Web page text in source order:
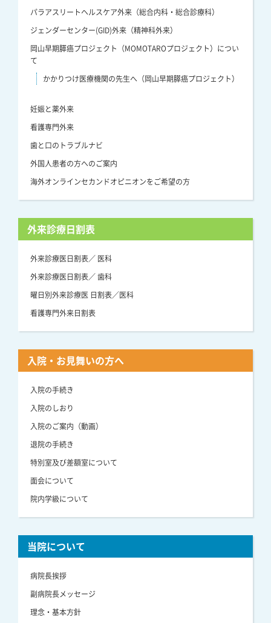
パラアスリートヘルスケア外来（総合内科・総合診療科）
ジェンダーセンター(GID)外来（精神科外来）
岡山早期膵癌プロジェクト（MOMOTAROプロジェクト）につい
て
かかりつけ医療機関の先生へ（岡山早期膵癌プロジェクト）
妊娠と薬外来
看護専門外来
歯と口のトラブルナビ
外国人患者の方へのご案内
海外オンラインセカンドオピニオンをご希望の方
外来診療日割表
外来診療医日割表／ 医科
外来診療医日割表／ 歯科
曜日別外来診療医 日割表／医科
看護専門外来日割表
入院・お見舞いの方へ
入院の手続き
入院のしおり
入院のご案内（動画）
退院の手続き
特別室及び差額室について
面会について
院内学級について
当院について
病院長挨拶
副病院長メッセージ
理念・基本方針